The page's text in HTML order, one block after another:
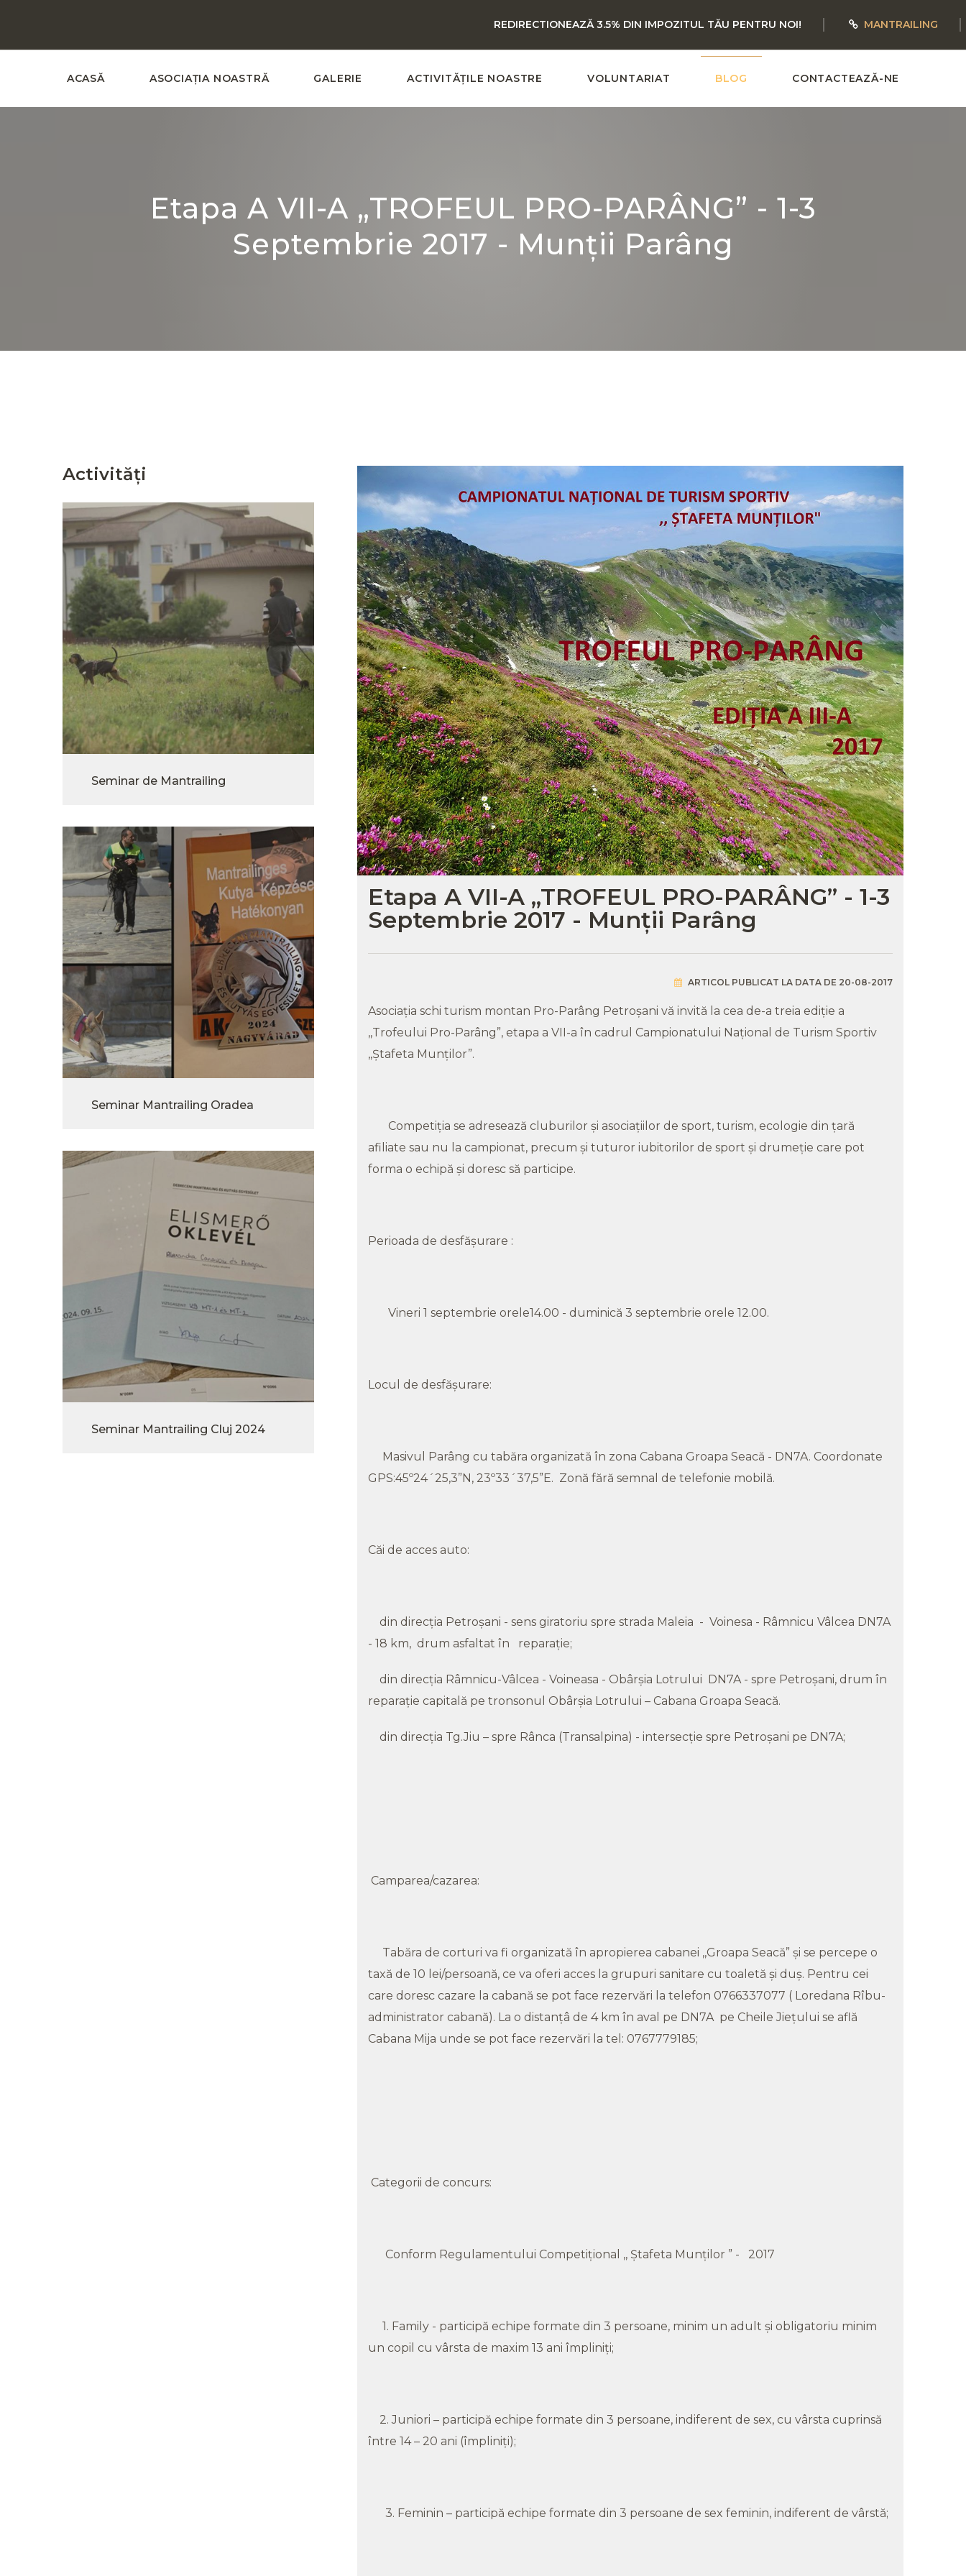
REDIRECTIONEAZĂ 3.5% DIN IMPOZITUL TĂU PENTRU NOI! MANTRAILING
ACASĂ ASOCIAȚIA NOASTRĂ GALERIE ACTIVITĂȚILE NOASTRE VOLUNTARIAT BLOG CONTACTEAZĂ-NE
Etapa A VII-A „TROFEUL PRO-PARÂNG” - 1-3
Septembrie 2017 - Munții Parâng
Etapa A VII-A „TROFEUL PRO-PARÂNG” - 1-3
Septembrie 2017 - Munții Parâng
ARTICOL PUBLICAT LA DATA DE 20-08-2017
Asociația schi turism montan Pro-Parâng Petroșani vă invită la cea de-a treia ediție a
,,Trofeului Pro-Parâng”, etapa a VII-a în cadrul Campionatului Național de Turism Sportiv
,,Ștafeta Munților”.
Competiția se adresează cluburilor și asociațiilor de sport, turism, ecologie din țară
afiliate sau nu la campionat, precum și tuturor iubitorilor de sport și drumeție care pot
forma o echipă și doresc să participe.
Perioada de desfășurare :
Vineri 1 septembrie orele14.00 - duminică 3 septembrie orele 12.00.
Locul de desfășurare:
Masivul Parâng cu tabăra organizată în zona Cabana Groapa Seacă - DN7A. Coordonate
GPS:45º24´25,3”N, 23º33´37,5”E. Zonă fără semnal de telefonie mobilă.
Căi de acces auto:
din direcția Petroșani - sens giratoriu spre strada Maleia - Voinesa - Râmnicu Vâlcea DN7A
- 18 km, drum asfaltat în reparație;
din direcția Râmnicu-Vâlcea - Voineasa - Obârșia Lotrului DN7A - spre Petroșani, drum în
reparație capitală pe tronsonul Obârșia Lotrului – Cabana Groapa Seacă.
din direcția Tg.Jiu – spre Rânca (Transalpina) - intersecție spre Petroșani pe DN7A;
Camparea/cazarea:
Tabăra de corturi va fi organizată în apropierea cabanei ,,Groapa Seacă” și se percepe o
taxă de 10 lei/persoană, ce va oferi acces la grupuri sanitare cu toaletă și duș. Pentru cei
care doresc cazare la cabană se pot face rezervări la telefon 0766337077 ( Loredana Rîbu-
administrator cabană). La o distanțâ de 4 km în aval pe DN7A pe Cheile Jiețului se află
Cabana Mija unde se pot face rezervări la tel: 0767779185;
Categorii de concurs:
Conform Regulamentului Competițional ,, Ștafeta Munților ” - 2017
1. Family - participă echipe formate din 3 persoane, minim un adult și obligatoriu minim
un copil cu vârsta de maxim 13 ani împliniți;
2. Juniori – participă echipe formate din 3 persoane, indiferent de sex, cu vârsta cuprinsă
între 14 – 20 ani (împliniți);
3. Feminin – participă echipe formate din 3 persoane de sex feminin, indiferent de vârstă;
Activități
Seminar de Mantrailing
Seminar Mantrailing Oradea
Seminar Mantrailing Cluj 2024